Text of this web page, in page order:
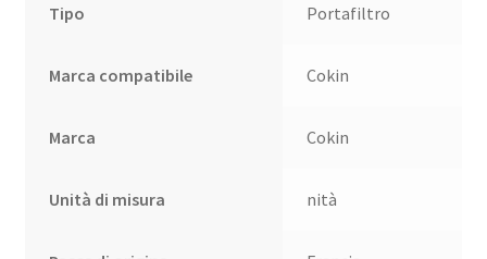
Tipo Portafiltro
Marca compatibile Cokin
Marca Cokin
Unità di misura nità